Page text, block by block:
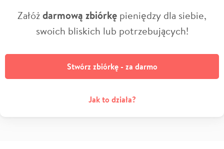
Załóżdarmową zbiórkę pieniędzy dla siebie,
swoich bliskich lub potrzebujących!
Stwórz zbiórkę - za darmo
Jak to działa?